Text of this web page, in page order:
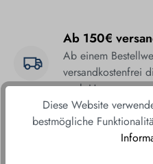
Ab 150€
Ab einem
versandkostenfrei
nach Hause.
Fair & sicher
Durch unsere
Diese Website
bestmögliche